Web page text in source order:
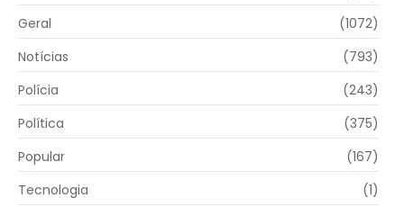
Geral
(1072)
Notícias
(793)
Polícia
(243)
Política
(375)
Popular
(167)
Tecnologia
(1)